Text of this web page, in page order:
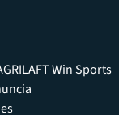
Win Sports